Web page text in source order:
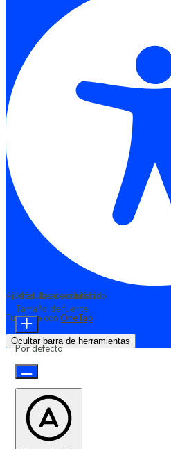
Ajustes de accesibilidad
Funciona con OneTap
Ocultar barra de herramientas
Módulos de contenido
Tamaño de fuente
Por defecto